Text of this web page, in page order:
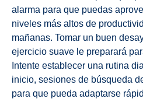
alarma para que puedas
niveles más altos de
mañanas. Tomar un buen
ejercicio suave le preparará
Intente establecer una rutina
inicio, sesiones de búsqueda
para que pueda adaptarse